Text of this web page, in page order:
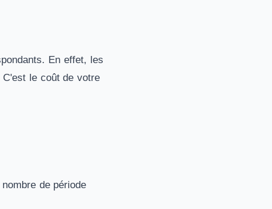
En effet, les
le coût de votre
de période